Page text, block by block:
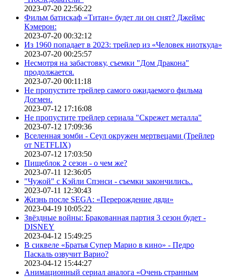
2023-07-20 22:56:22
Фильм батискаф «Титан» будет ли он снят? Джеймс
Кэмерон:
2023-07-20 00:32:12
Из 1960 попадает в 2023: трейлер из «Человек ниоткуда»
2023-07-20 00:25:57
Несмотря на забастовку, съемки "Дом Дракона"
продолжается.
2023-07-20 00:11:18
Не пропустите трейлер самого ожидаемого фильма
Догмен.
2023-07-12 17:16:08
Не пропустите трейлер сериала "Скрежет металла"
2023-07-12 17:09:36
Вселенная зомби - Сеул окружен мертвецами (Трейлер
от NETFLIX)
2023-07-12 17:03:50
Пищеблок 2 сезон - о чем же?
2023-07-11 12:36:05
"Чужой" с Кэйли Спэнси - съемки закончились..
2023-07-11 12:30:43
Жизнь после SEGA: «Перерождение дяди»
2023-04-19 10:05:22
Звёздные войны: Бракованная партия 3 сезон будет -
DISNEY
2023-04-12 15:49:25
В сиквеле «Братья Супер Марио в кино» - Педро
Паскаль озвучит Варио?
2023-04-12 15:44:27
Анимационный сериал аналога «Очень странным